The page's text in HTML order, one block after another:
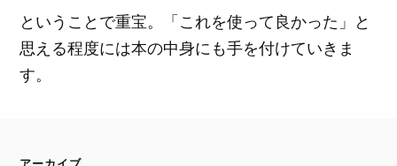
ということで重宝。「これを使って良かった」と
思える程度には本の中身にも手を付けていきま
す。